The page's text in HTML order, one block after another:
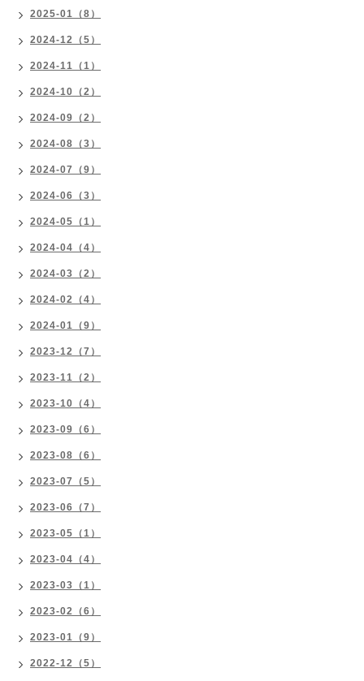
2025-01（8）
2024-12（5）
2024-11（1）
2024-10（2）
2024-09（2）
2024-08（3）
2024-07（9）
2024-06（3）
2024-05（1）
2024-04（4）
2024-03（2）
2024-02（4）
2024-01（9）
2023-12（7）
2023-11（2）
2023-10（4）
2023-09（6）
2023-08（6）
2023-07（5）
2023-06（7）
2023-05（1）
2023-04（4）
2023-03（1）
2023-02（6）
2023-01（9）
2022-12（5）